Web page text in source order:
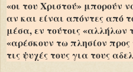
«οι του Χριστού» μπορούν
αν και είναι απόντες από
μέσα, εν τούτοις
«αρέσκουν τω πλησίον
τις ψυχές τους για τους